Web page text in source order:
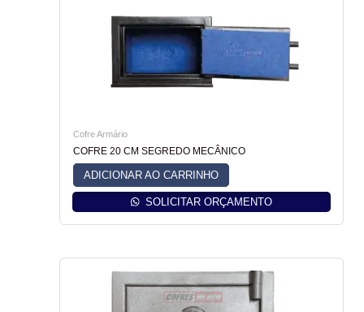
Cofre Armário
COFRE 20 CM SEGREDO MECÂNICO
ADICIONAR AO CARRINHO
SOLICITAR ORÇAMENTO
produto